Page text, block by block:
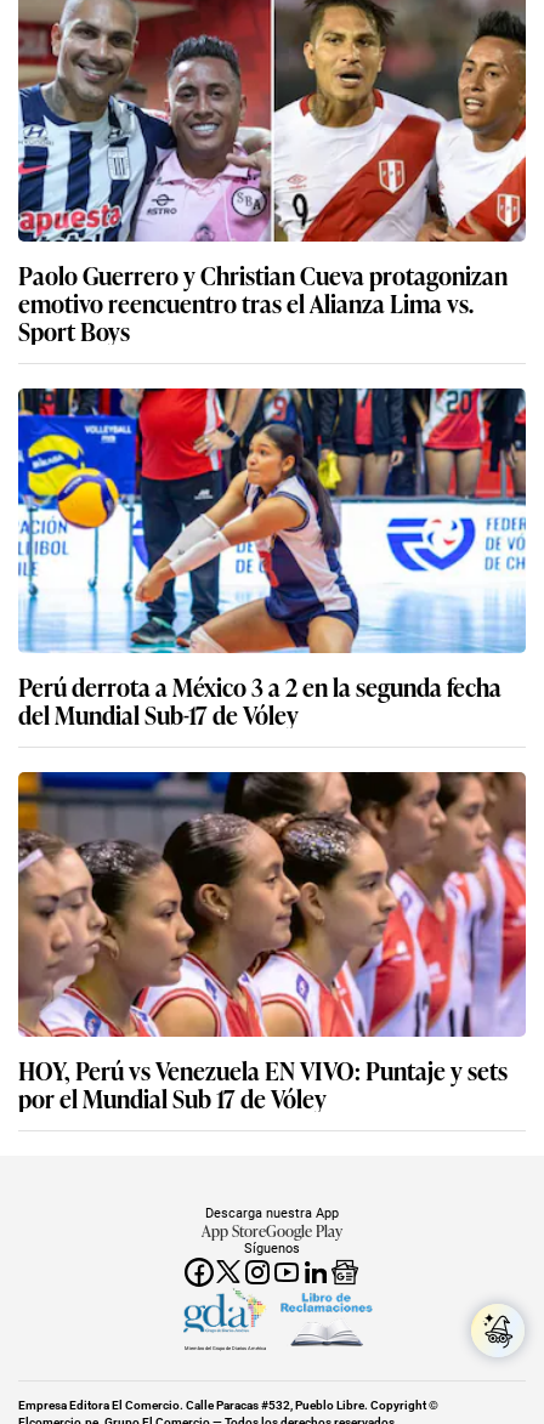
Paolo Guerrero y Christian Cueva protagonizan
emotivo reencuentro tras el Alianza Lima vs.
Sport Boys
Perú derrota a México 3 a 2 en la segunda fecha
del Mundial Sub-17 de Vóley
HOY, Perú vs Venezuela EN VIVO: Puntaje y sets
por el Mundial Sub 17 de Vóley
Síguenos
Descarga nuestra App
App StoreGoogle Play
Miembro del Grupo de Diarios América
Empresa Editora El Comercio. Calle Paracas #532, Pueblo Libre. Copyright ©